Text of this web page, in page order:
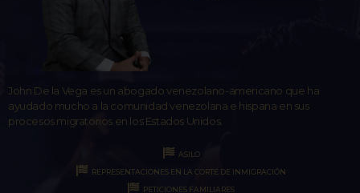
John De la Vega es un abogado venezolano-americano que ha
ayudado mucho a la comunidad venezolana e hispana en sus
procesos migratorios en los Estados Unidos.
ASILO
REPRESENTACIONES EN LA CORTE DE INMIGRACIÓN
PETICIONES FAMILIARES